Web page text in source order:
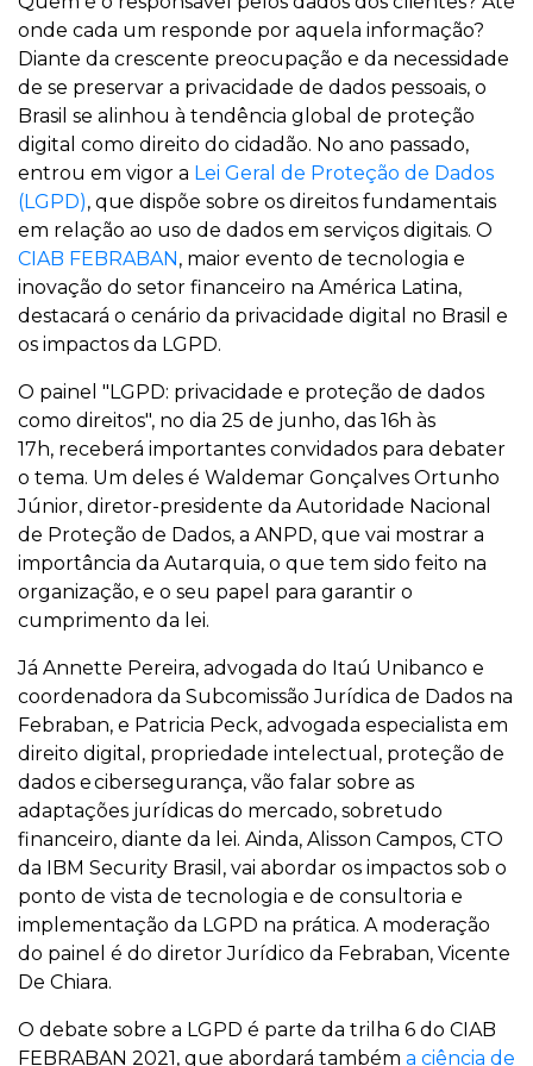
onde cada um responde por aquela informação?
Diante da crescente preocupação e da necessidade
de se preservar a privacidade de dados pessoais, o
Brasil se alinhou à tendência global de proteção
digital como direito do cidadão. No ano passado,
entrou em vigor a Lei Geral de Proteção de Dados
(LGPD), que dispõe sobre os direitos fundamentais
em relação ao uso de dados em serviços digitais. O
CIAB FEBRABAN, maior evento de tecnologia e
inovação do setor financeiro na América Latina,
destacará o cenário da privacidade digital no Brasil e
os impactos da LGPD.
O painel "LGPD: privacidade e proteção de dados
como direitos", no dia 25 de junho, das 16h às
17h, receberá importantes convidados para debater
o tema. Um deles é Waldemar Gonçalves Ortunho
Júnior, diretor-presidente da Autoridade Nacional
de Proteção de Dados, a ANPD, que vai mostrar a
importância da Autarquia, o que tem sido feito na
organização, e o seu papel para garantir o
cumprimento da lei.
Já Annette Pereira, advogada do Itaú Unibanco e
coordenadora da Subcomissão Jurídica de Dados na
Febraban, e Patricia Peck, advogada especialista em
direito digital, propriedade intelectual, proteção de
dados e cibersegurança, vão falar sobre as
adaptações jurídicas do mercado, sobretudo
financeiro, diante da lei. Ainda, Alisson Campos, CTO
da IBM Security Brasil, vai abordar os impactos sob o
ponto de vista de tecnologia e de consultoria e
implementação da LGPD na prática. A moderação
do painel é do diretor Jurídico da Febraban, Vicente
De Chiara.
O debate sobre a LGPD é parte da trilha 6 do CIAB
FEBRABAN 2021, que abordará também a ciência de